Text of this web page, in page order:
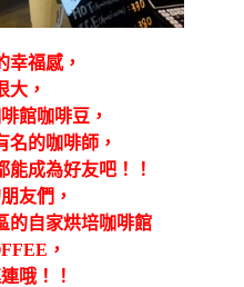
幸福感，
大，
館咖啡豆，
名的咖啡師，
成為好友吧！！
友們，
的自家烘培咖啡館
，
哦！！